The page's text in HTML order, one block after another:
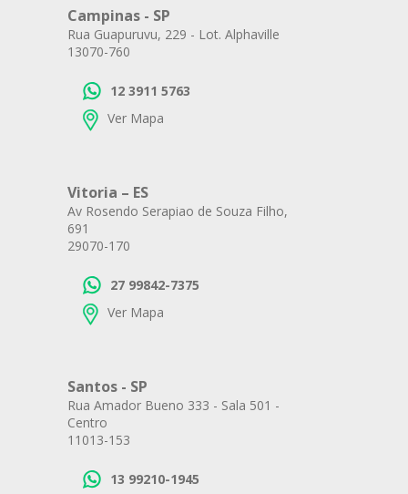
Campinas - SP
Rua Guapuruvu, 229 - Lot. Alphaville
13070-760
12 3911 5763
Ver Mapa
Vitoria – ES
Av Rosendo Serapiao de Souza Filho,
691
29070-170
27 99842-7375
Ver Mapa
Santos - SP
Rua Amador Bueno 333 - Sala 501 -
Centro
11013-153
13 99210-1945